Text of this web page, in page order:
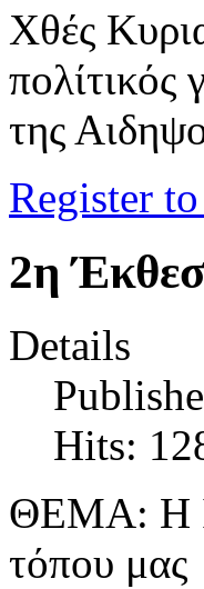
Χθές
της
Register
2η
Details
Hits:
ΘΕΜΑ: Η
τόπου μας